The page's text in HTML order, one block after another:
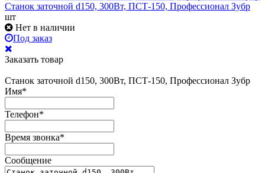
Станок заточной d150, 300Вт, ПСТ-150, Профессионал Зубр
шт
Нет в наличии
Под заказ
Заказать товар
Станок заточной d150, 300Вт, ПСТ-150, Профессионал Зубр
Имя*
Телефон*
Время звонка*
Сообщение